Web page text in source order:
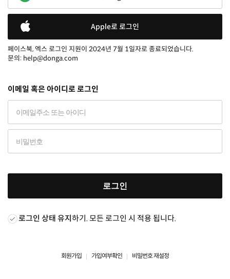
Apple로 로그인
페이스북, 엑스 로그인 지원이 2024년 7월 1일자로 종료되었습니다.
문의: help@donga.com
이메일 혹은 아이디로 로그인
로그인
로그인 상태 유지하기. 모든 로그인 시 적용 됩니다.
회원가입 가입여부확인 비밀번호 재설정